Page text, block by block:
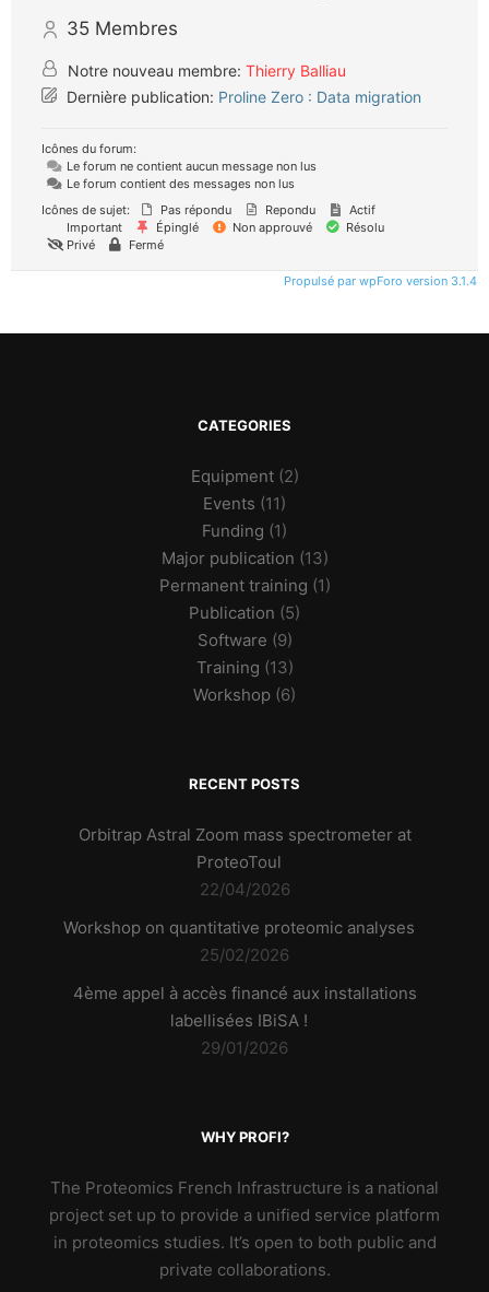
35 Membres
Notre nouveau membre: Thierry Balliau
Dernière publication: Proline Zero : Data migration
Icônes du forum:
Le forum ne contient aucun message non lus
Le forum contient des messages non lus
Icônes de sujet:
Pas répondu Repondu
Actif
Important
Épinglé Non approuvé
Résolu
Privé
Fermé
Propulsé par wpForo version 3.1.4
CATEGORIES
Equipment(2)
Events (11)
Funding (1)
Major publication (13)
Permanent training (1)
Publication (5)
Software (9)
Training (13)
Workshop (6)
RECENT POSTS
Orbitrap Astral Zoom mass spectrometer at
ProteoToul
22/04/2026
Workshop on quantitative proteomic analyses
25/02/2026
4ème appel à accès financé aux installations
labellisées IBiSA !
29/01/2026
WHY PROFI?
The Proteomics French Infrastructure is a national
project set up to provide a unified service platform
in proteomics studies. It’s open to both public and
private collaborations.